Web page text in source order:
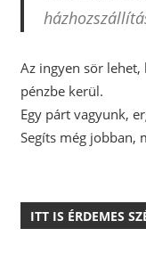
Az ingyen sör
pénzbe kerül.
Egy párt vagyunk,
Segíts még jobban,
ITT IS ÉRDEMES